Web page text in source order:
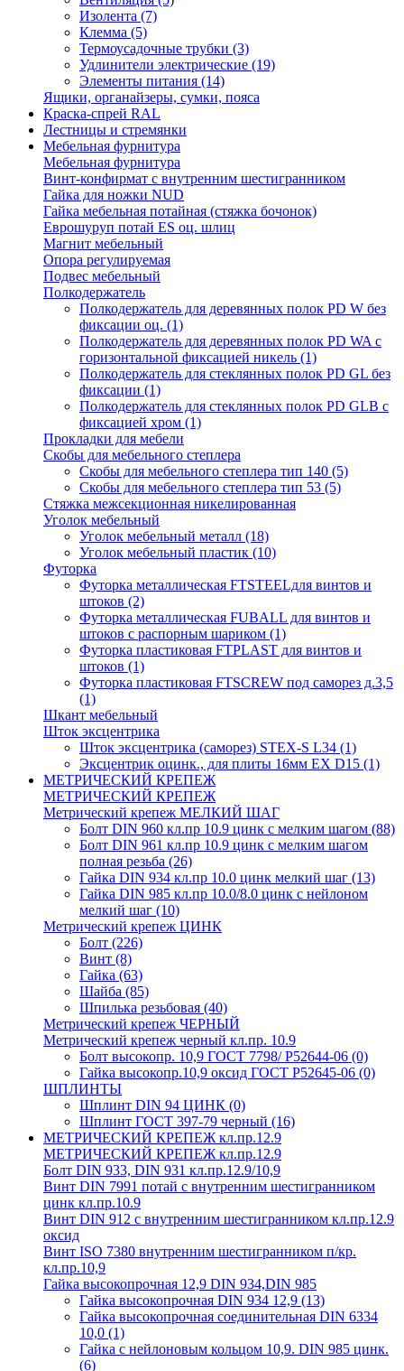
Изолента (7)
Клемма (5)
Термоусадочные трубки (3)
Удлинители электрические (19)
Элементы питания (14)
Ящики, органайзеры, сумки, пояса
Краска-спрей RAL
Лестницы и стремянки
Мебельная фурнитура
Мебельная фурнитура
Винт-конфирмат с внутренним шестигранником
Гайка для ножки NUD
Гайка мебельная потайная (стяжка бочонок)
Еврошуруп потай ES оц. шлиц
Магнит мебельный
Опора регулируемая
Подвес мебельный
Полкодержатель
Полкодержатель для деревянных полок PD W без
фиксации оц. (1)
Полкодержатель для деревянных полок PD WA с
горизонтальной фиксацией никель (1)
Полкодержатель для стеклянных полок PD GL без
фиксации (1)
Полкодержатель для стеклянных полок PD GLВ с
фиксацией хром (1)
Прокладки для мебели
Скобы для мебельного степлера
Скобы для мебельного степлера тип 140 (5)
Скобы для мебельного степлера тип 53 (5)
Стяжка межсекционная никелированная
Уголок мебельный
Уголок мебельный металл (18)
Уголок мебельный пластик (10)
Футорка
Футорка металлическая FTSTEELдля винтов и
штоков (2)
Футорка металлическая FUBALL для винтов и
штоков с распорным шариком (1)
Футорка пластиковая FTPLAST для винтов и
штоков (1)
Футорка пластиковая FTSCREW под саморез д.3,5
(1)
Шкант мебельный
Шток эксцентрика
Шток эксцентрика (саморез) STEX-S L34 (1)
Эксцентрик оцинк., для плиты 16мм EX D15 (1)
МЕТРИЧЕСКИЙ КРЕПЕЖ
МЕТРИЧЕСКИЙ КРЕПЕЖ
Метрический крепеж МЕЛКИЙ ШАГ
Болт DIN 960 кл.пр 10.9 цинк с мелким шагом (88)
Болт DIN 961 кл.пр 10.9 цинк с мелким шагом
полная резьба (26)
Гайка DIN 934 кл.пр 10.0 цинк мелкий шаг (13)
Гайка DIN 985 кл.пр 10.0/8.0 цинк с нейлоном
мелкий шаг (10)
Метрический крепеж ЦИНК
Болт (226)
Винт (8)
Гайка (63)
Шайба (85)
Шпилька резьбовая (40)
Метрический крепеж ЧЕРНЫЙ
Метрический крепеж черный кл.пр. 10.9
Болт высокопр. 10,9 ГОСТ 7798/ Р52644-06 (0)
Гайка высокопр.10,9 оксид ГОСТ Р52645-06 (0)
ШПЛИНТЫ
Шплинт DIN 94 ЦИНК (0)
Шплинт ГОСТ 397-79 черный (16)
МЕТРИЧЕСКИЙ КРЕПЕЖ кл.пр.12.9
МЕТРИЧЕСКИЙ КРЕПЕЖ кл.пр.12.9
Болт DIN 933, DIN 931 кл.пр.12.9/10,9
Винт DIN 7991 потай с внутренним шестигранником
цинк кл.пр.10.9
Винт DIN 912 с внутренним шестигранником кл.пр.12.9
оксид
Винт ISO 7380 внутренним шестигранником п/кр.
кл.пр.10,9
Гайка высокопрочная 12,9 DIN 934,DIN 985
Гайка высокопрочная DIN 934 12,9 (13)
Гайка высокопрочная соединительная DIN 6334
10,0 (1)
Гайка с нейлоновым кольцом 10,9. DIN 985 цинк.
(6)